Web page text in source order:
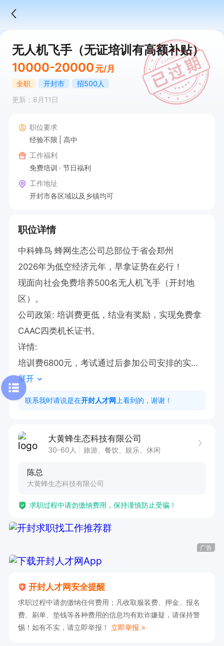
无人机飞手（无证培训有高额补贴）
10000-20000 元/月
全职 开封市
招500人
更新：6月11日
职位要求
经验不限
高中
工作福利
免费培训
节日福利
工作地址
开封市各区域以及乡镇均可
职位详情
中科蜂鸟 蜂网生态公司总部位于省会郑州
2026年为低空经济元年，早拿证势在必行！
现面向社会免费培养500名无人机飞手（开封地
区）。
公司政策: 培训费更低，结业有奖励，实现免费拿
CAAC四类机长证书。
详情:
培训费6800元，考试通过后参加公司安排的实训
课程，双证齐全后上传到公司后台数据库，可拿奖
励6800元（约30天），实现零元拿证，实训内容
无人机生产企业，薪资6～8千，五险一金。
练飞手工作自由轻松月入过万或更高。
1、无色盲色弱
2、无犯罪记录证明
岗位职责:
执行，保障任务顺利推进
2.运用无人机技术开展植保作业，进行农作物病虫
害防治等相关工作，助力农业生产。
展开
联系我时请说是在开封人才网 上看到的，谢谢！
大黄蜂生态科技有限公司
30-60人 旅游、餐饮、娱乐、休闲
陈总
大黄蜂生态科技有限公司
求职过程中请勿缴纳费用，保持谨慎防止受骗！
广告
开封人才网安全提醒
求职过程中请勿缴纳任何费用；凡收取服装费、押金、报名
费、刷单、垫钱等各种费用的信息均有欺诈嫌疑，请保持警
惕！如有不实，请立即举报！ 立即举报 >